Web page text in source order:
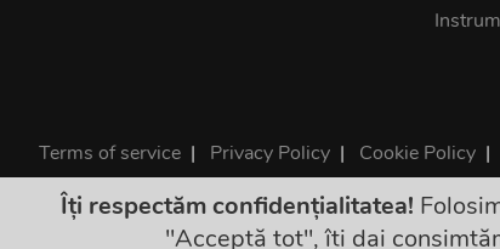
Terms of service | Privacy Policy | Cookie Policy |
©2026 ClouDNS
Îți respectăm confidențialitatea!
"Acceptă tot", îți dai